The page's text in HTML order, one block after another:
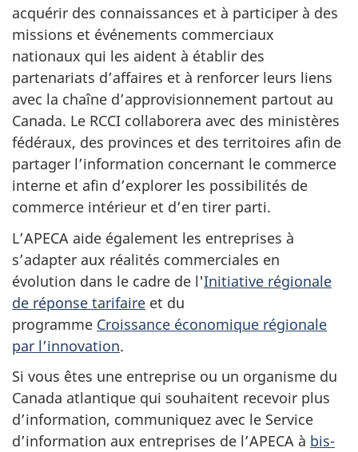
acquérir des connaissances et à participer à des
missions et événements commerciaux
nationaux qui les aident à établir des
partenariats d’affaires et à renforcer leurs liens
avec la chaîne d’approvisionnement partout au
Canada. Le RCCI collaborera avec des ministères
fédéraux, des provinces et des territoires afin de
partager l’information concernant le commerce
interne et afin d’explorer les possibilités de
commerce intérieur et d’en tirer parti.
L’APECA aide également les entreprises à
s’adapter aux réalités commerciales en
évolution dans le cadre de l'Initiative régionale
de réponse tarifaire et du
programme Croissance économique régionale
par l’innovation.
Si vous êtes une entreprise ou un organisme du
Canada atlantique qui souhaitent recevoir plus
d’information, communiquez avec le Service
d’information aux entreprises de l’APECA à bis-